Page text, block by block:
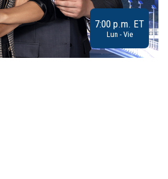
7:00 p.m. ET
Lun - Vie